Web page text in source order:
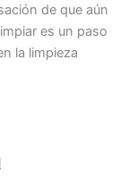
de que aún
es un paso
la limpieza